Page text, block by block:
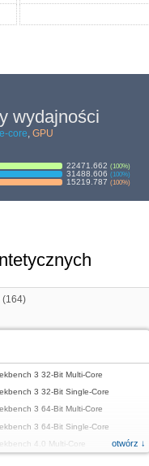
wydajności
core, GPU
22471.662 (100%)
31488.606 (100%)
15219.787 (100%)
(164)
3 32-Bit Multi-Core
3 32-Bit Single-Core
3 64-Bit Multi-Core
3 64-Bit Single-Core
4.0 Multi-Core
otwórz ↓